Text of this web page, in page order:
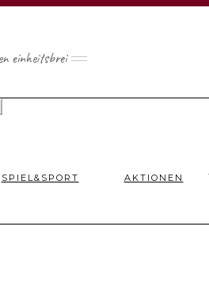
einheitsbrei
SPIEL&SPORT AKTIONEN